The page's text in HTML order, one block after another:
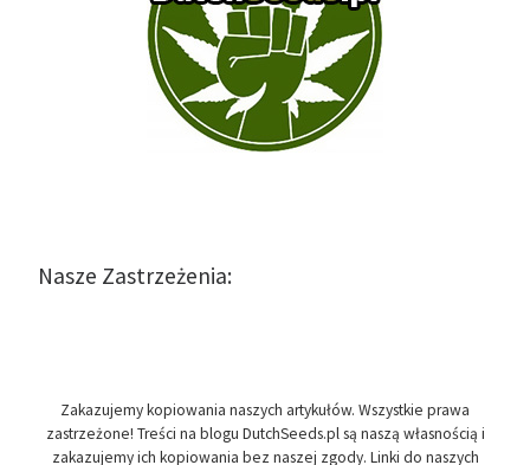
Nasze Zastrzeżenia:
Zakazujemy kopiowania naszych artykułów. Wszystkie prawa
zastrzeżone! Treści na blogu DutchSeeds.pl są naszą własnością i
zakazujemy ich kopiowania bez naszej zgody. Linki do naszych